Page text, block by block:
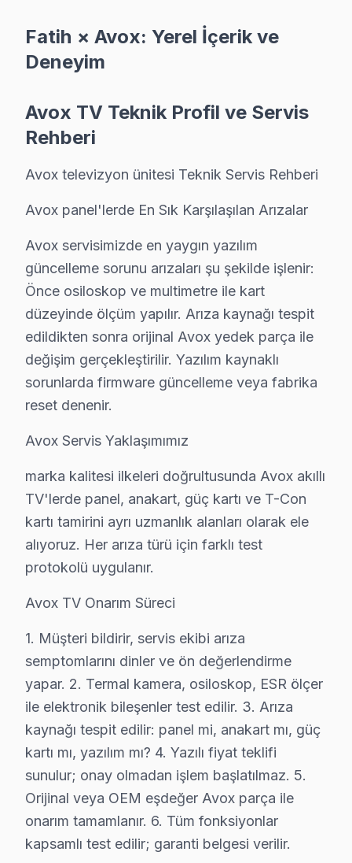
Nişanca Avox Açılmıyor Arıza →
Rüstempaşa Avox Servis
Fatih Avox Servis →
Saraç İshak Avox Servis
Fatih Avox Servis →
Seyyid Ömer Avox Servis
Seyyid Ömer'de Avox TV ses ama görüntü yok sorununu
Seyyid Ömer Avox Anakart Tamiri →
Silivrikapı Avox Servis
Sultan Ahmet Avox Servis
Sultan Ahmet sakinleri Avox TV arızaları için sık bizi
Fatih Avox Servis →
Sururi Avox Servis
Avox TV'niz Sururi'de arıza yaptıysa taşımanıza gerek
Sururi Avox Anakart Tamiri →
Süleymaniye Avox Servis
Süleymaniye mahallesi Avox TV servis hattımız günlük
Avox Servis Merkezi →
Sümbül Efendi Avox Servis
Fatih'da Sümbül Efendi mahallesi için Avox TV tamir
Fatih Avox Servis →
Şehremini Avox Servis
Fatih genelinde Şehremini bölgesinde Avox TV
Fatih Avox Servis →
Şehsuvar Bey Avox Servis
Avox TV'niz Şehsuvar Bey'de arıza yaptıysa
Fatih Avox Servis →
Fatih × Avox: Yerel İçerik ve
Deneyim
Avox TV Teknik Profil ve Servis
Rehberi
Avox televizyon ünitesi Teknik Servis Rehberi
Avox panel'lerde En Sık Karşılaşılan Arızalar
Avox servisimizde en yaygın yazılım
güncelleme sorunu arızaları şu şekilde işlenir:
Önce osiloskop ve multimetre ile kart
düzeyinde ölçüm yapılır. Arıza kaynağı tespit
edildikten sonra orijinal Avox yedek parça ile
değişim gerçekleştirilir. Yazılım kaynaklı
sorunlarda firmware güncelleme veya fabrika
reset denenir.
Avox Servis Yaklaşımımız
marka kalitesi ilkeleri doğrultusunda Avox akıllı
TV'lerde panel, anakart, güç kartı ve T-Con
kartı tamirini ayrı uzmanlık alanları olarak ele
alıyoruz. Her arıza türü için farklı test
protokolü uygulanır.
Avox TV Onarım Süreci
1. Müşteri bildirir, servis ekibi arıza
semptomlarını dinler ve ön değerlendirme
yapar. 2. Termal kamera, osiloskop, ESR ölçer
ile elektronik bileşenler test edilir. 3. Arıza
kaynağı tespit edilir: panel mi, anakart mı, güç
kartı mı, yazılım mı? 4. Yazılı fiyat teklifi
sunulur; onay olmadan işlem başlatılmaz. 5.
Orijinal veya OEM eşdeğer Avox parça ile
onarım tamamlanır. 6. Tüm fonksiyonlar
kapsamlı test edilir; garanti belgesi verilir.